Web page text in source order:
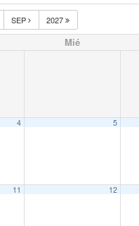
SEP 2027
Mié
4 5
11 12